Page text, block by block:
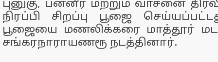
புனுகு, பன்னீர் மற்றும் வாசனை
நிரப்பி சிறப்பு பூஜை
பூஜையை மணலிக்கரை மாத்தூர்
சங்கரநாராயணரூ நடத்தினார்.